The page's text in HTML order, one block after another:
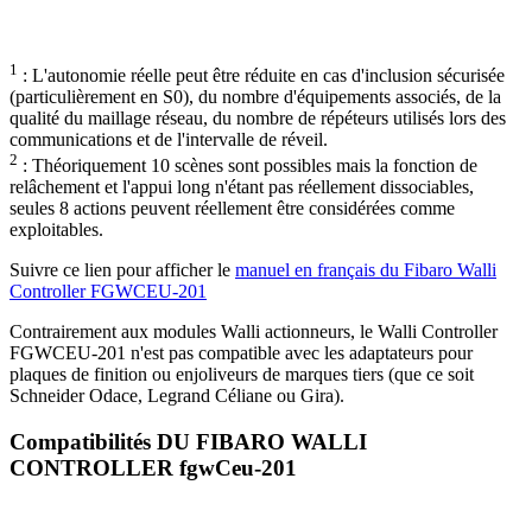
1 : L'autonomie réelle peut être réduite en cas d'inclusion sécurisée
(particulièrement en S0), du nombre d'équipements associés, de la
qualité du maillage réseau, du nombre de répéteurs utilisés lors des
communications et de l'intervalle de réveil.
2 : Théoriquement 10 scènes sont possibles mais la fonction de
relâchement et l'appui long n'étant pas réellement dissociables,
seules 8 actions peuvent réellement être considérées comme
exploitables.
Suivre ce lien pour afficher le manuel en français du Fibaro Walli
Controller FGWCEU-201
Contrairement aux modules Walli actionneurs, le Walli Controller
FGWCEU-201 n'est pas compatible avec les adaptateurs pour
plaques de finition ou enjoliveurs de marques tiers (que ce soit
Schneider Odace, Legrand Céliane ou Gira).
Compatibilités DU FIBARO WALLI
CONTROLLER fgwCeu-201